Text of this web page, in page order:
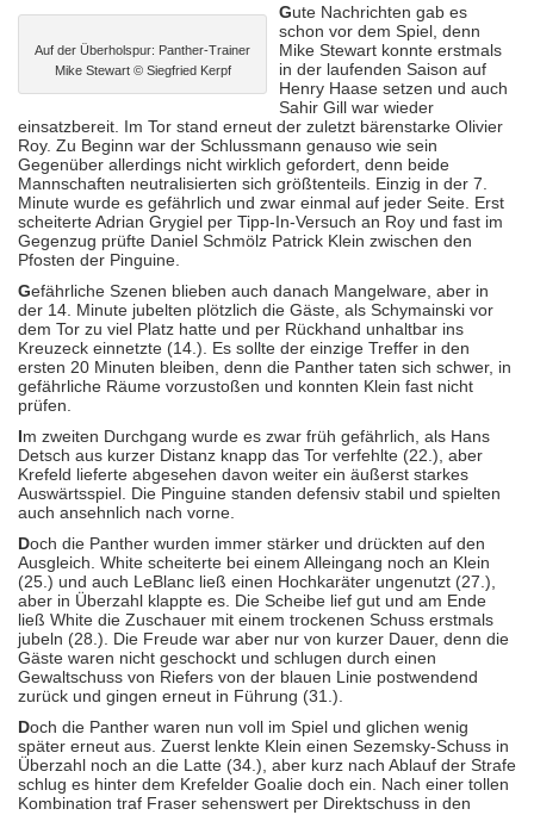
Auf der Überholspur: Panther-Trainer
Mike Stewart © Siegfried Kerpf
Gute Nachrichten gab es
schon vor dem Spiel, denn
Mike Stewart konnte erstmals
in der laufenden Saison auf
Henry Haase setzen und auch
Sahir Gill war wieder
einsatzbereit. Im Tor stand erneut der zuletzt bärenstarke Olivier
Roy. Zu Beginn war der Schlussmann genauso wie sein
Gegenüber allerdings nicht wirklich gefordert, denn beide
Mannschaften neutralisierten sich größtenteils. Einzig in der 7.
Minute wurde es gefährlich und zwar einmal auf jeder Seite. Erst
scheiterte Adrian Grygiel per Tipp-In-Versuch an Roy und fast im
Gegenzug prüfte Daniel Schmölz Patrick Klein zwischen den
Pfosten der Pinguine.
Gefährliche Szenen blieben auch danach Mangelware, aber in
der 14. Minute jubelten plötzlich die Gäste, als Schymainski vor
dem Tor zu viel Platz hatte und per Rückhand unhaltbar ins
Kreuzeck einnetzte (14.). Es sollte der einzige Treffer in den
ersten 20 Minuten bleiben, denn die Panther taten sich schwer, in
gefährliche Räume vorzustoßen und konnten Klein fast nicht
prüfen.
Im zweiten Durchgang wurde es zwar früh gefährlich, als Hans
Detsch aus kurzer Distanz knapp das Tor verfehlte (22.), aber
Krefeld lieferte abgesehen davon weiter ein äußerst starkes
Auswärtsspiel. Die Pinguine standen defensiv stabil und spielten
auch ansehnlich nach vorne.
Doch die Panther wurden immer stärker und drückten auf den
Ausgleich. White scheiterte bei einem Alleingang noch an Klein
(25.) und auch LeBlanc ließ einen Hochkaräter ungenutzt (27.),
aber in Überzahl klappte es. Die Scheibe lief gut und am Ende
ließ White die Zuschauer mit einem trockenen Schuss erstmals
jubeln (28.). Die Freude war aber nur von kurzer Dauer, denn die
Gäste waren nicht geschockt und schlugen durch einen
Gewaltschuss von Riefers von der blauen Linie postwendend
zurück und gingen erneut in Führung (31.).
Doch die Panther waren nun voll im Spiel und glichen wenig
später erneut aus. Zuerst lenkte Klein einen Sezemsky-Schuss in
Überzahl noch an die Latte (34.), aber kurz nach Ablauf der Strafe
schlug es hinter dem Krefelder Goalie doch ein. Nach einer tollen
Kombination traf Fraser sehenswert per Direktschuss in den